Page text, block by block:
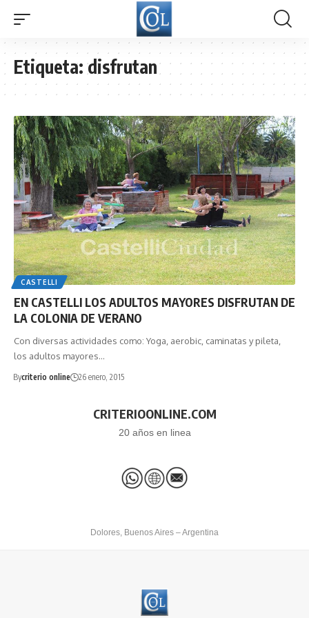
Etiqueta:disfrutan
CASTELLI
EN CASTELLI LOS ADULTOS MAYORES DISFRUTAN DE
LA COLONIA DE VERANO
Con diversas actividades como: Yoga, aerobic, caminatas y pileta,
los adultos mayores…
Bycriterio online 26 enero, 2015
CRITERIOONLINE.COM
20 años en linea
Dolores, Buenos Aires – Argentina